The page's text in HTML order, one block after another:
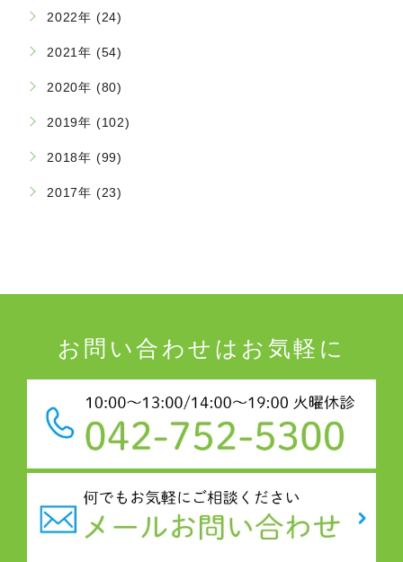
2022年 (24)
2021年 (54)
2020年 (80)
2019年 (102)
2018年 (99)
2017年 (23)
お問い合わせはお気軽に